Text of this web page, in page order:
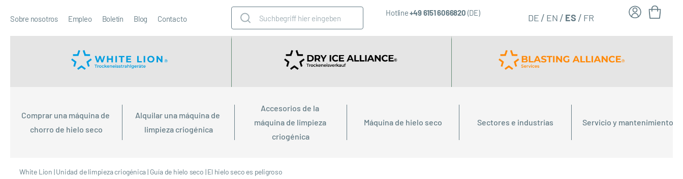
Sobre nosotros Empleo Boletín Blog Contacto
Hotline+49 6151 6066820 (DE) DE EN ES FR
Comprar una máquina de
chorro de hielo seco
Alquilar una máquina de
limpieza criogénica
Accesorios de la
máquina de limpieza
criogénica
Máquina de hielo seco Sectores e industrias Servicio y mantenimiento
White Lion |Unidad de limpieza criogénica| Guía de hielo seco |El hielo seco es peligroso